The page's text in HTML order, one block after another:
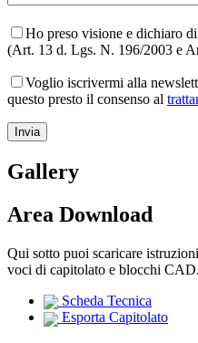
Ho preso visione e dichiaro
(Art. 13 d. Lgs. N. 196/2003 e
Voglio iscrivermi alla
questo presto il consenso al
Gallery
Area Download
Qui sotto puoi scaricare
voci di capitolato e blocchi CAD.
Scheda Tecnica
Esporta Capitolato